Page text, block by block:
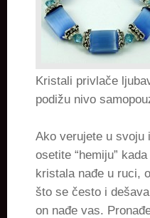
Kristali privlače
podižu nivo
Ako verujete u svoju
osetite “hemiju”
kristala nađe u ruci,
što se često i
on nađe vas.